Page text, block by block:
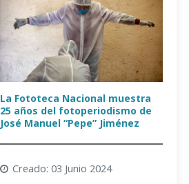
La Fototeca Nacional muestra
25 años del fotoperiodismo de
José Manuel “Pepe” Jiménez
Creado: 03 Junio 2024